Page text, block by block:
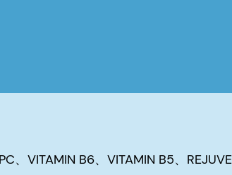
、VITAMIN B6、VITAMIN B5、